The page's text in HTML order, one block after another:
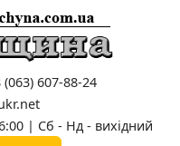
(063) 607-88-24
| Сб - Нд - вихідний